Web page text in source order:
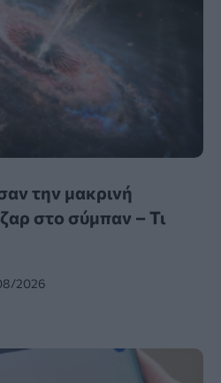
την μακρινή
στο σύμπαν – Τι
2026